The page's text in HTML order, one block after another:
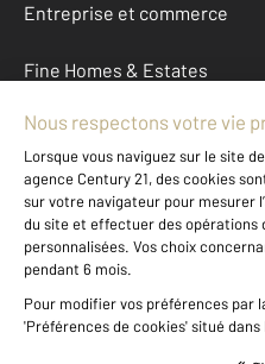
Entreprise et commerce
Fine Homes & Estates
À propos
International
Nous contacter